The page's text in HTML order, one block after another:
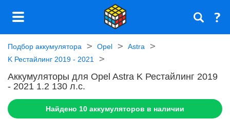
Подбор аккумулятора Opel
Astra
K Рестайлинг 2019 - 2021
Аккумуляторы для Opel Astra K Рестайлинг 2019
- 2021 1.2 130 л.c.
Найдено 10 аккумуляторов в наличии